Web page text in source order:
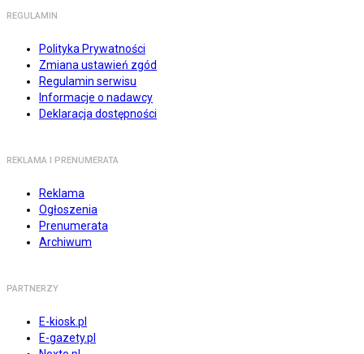
REGULAMIN
Polityka Prywatności
Zmiana ustawień zgód
Regulamin serwisu
Informacje o nadawcy
Deklaracja dostępności
REKLAMA I PRENUMERATA
Reklama
Ogłoszenia
Prenumerata
Archiwum
PARTNERZY
E-kiosk.pl
E-gazety.pl